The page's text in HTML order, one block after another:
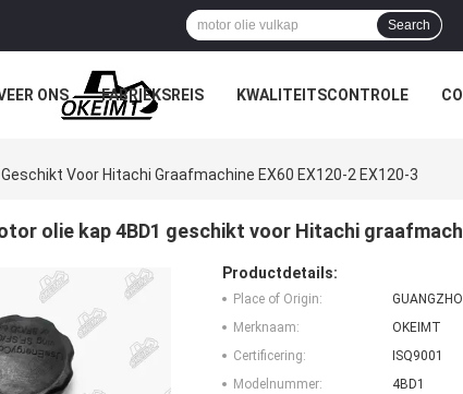
Search
ONS FABRIEKSREIS KWALITEITSCONTROLE
Voor Hitachi Graafmachine EX60 EX120-2 EX120-3
olie kap 4BD1 geschikt voor Hitachi
Productdetails:
Place of Origin:
Merknaam:
OKEIMT
Certificering:
ISQ9001
Modelnummer:
4BD1